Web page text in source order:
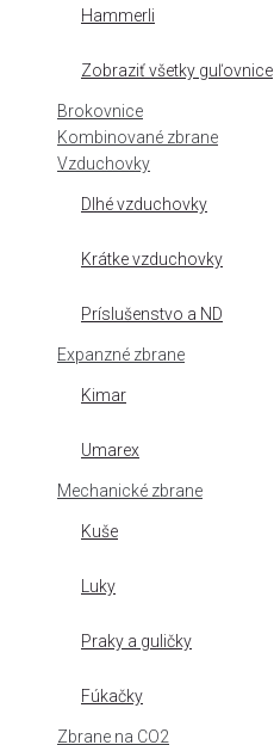
Hammerli
Zobraziť všetky guľovnice
Brokovnice
Kombinované zbrane
Vzduchovky
Dlhé vzduchovky
Krátke vzduchovky
Príslušenstvo a ND
Expanzné zbrane
Kimar
Umarex
Mechanické zbrane
Kuše
Luky
Praky a guličky
Fúkačky
Zbrane na CO2